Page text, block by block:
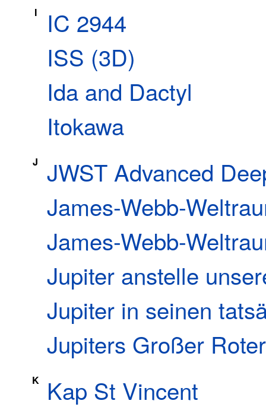
I
IC 2944
ISS (3D)
Ida and Dactyl
Itokawa
J
JWST Advanced
James-Webb-
James-Webb-
Jupiter anstelle
Jupiter in seinen
Jupiters Großer
K
Kap St Vincent